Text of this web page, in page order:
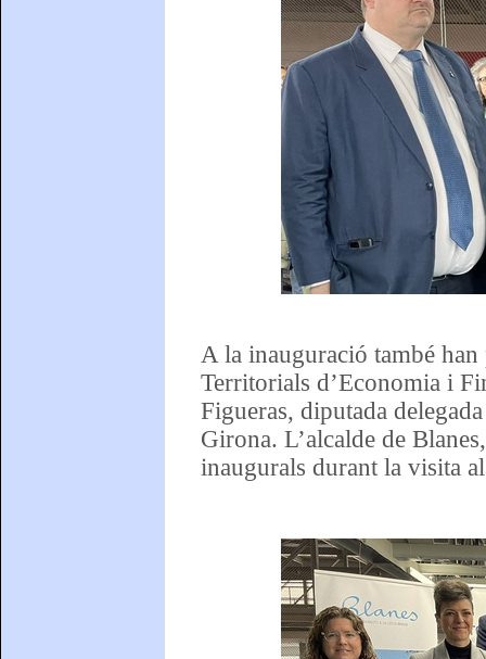
A la inauguració també
Territorials d’Economia i
Figueras, diputada
Girona. L’alcalde de
inaugurals durant la visita